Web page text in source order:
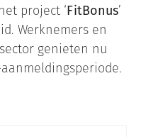
project ‘FitBonus’
Werknemers en
genieten nu